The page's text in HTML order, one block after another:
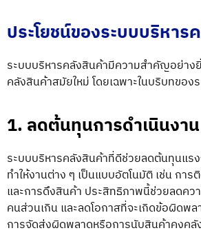
ประโยชน์ของระบบบริหาร
ระบบบริหารคลังสินค้ามีความสำคัญอย่าง
คลังสินค้าสมัยใหม่ โดยเฉพาะในบริบทขอ
1. ลดต้นทุนการดำเนินงาน
ระบบบริหารคลังสินค้าที่ดีช่วยลดต้นทุนแร
ทำให้งานต่าง ๆ เป็นแบบอัตโนมัติ เช่น กา
และการดึงสินค้า ประสิทธิภาพนี้ช่วยลดควา
คนส่วนเกิน และลดโอกาสที่จะเกิดข้อผิดพล
การจัดส่งผิดพลาดหรือการนับสินค้าคงค